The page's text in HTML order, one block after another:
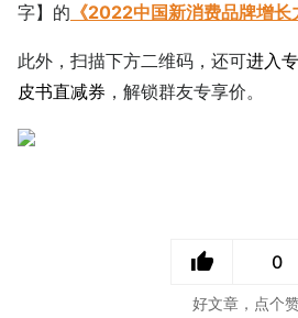
字】的 《2022中国新消费品牌增长
此外，扫描下方二维码，还可进入
皮书直减券 ，解锁群友专享价。
0
好文章，点个